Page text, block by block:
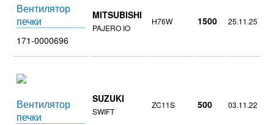
Вентилятор
печки
171-0000696
MITSUBISHI
PAJERO IO
H76W 1500 25.11.25
Вентилятор
печки
SUZUKI
SWIFT
ZC11S 500 03.11.22